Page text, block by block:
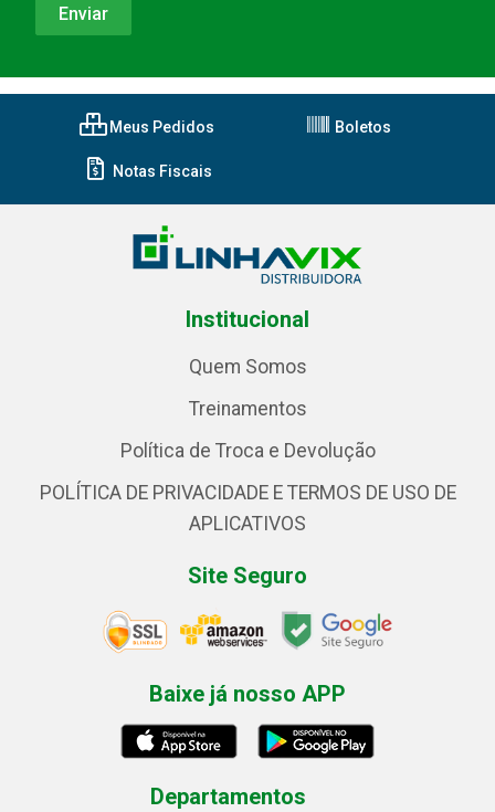
Meus Pedidos Boletos
Notas Fiscais
Institucional
Quem Somos
Treinamentos
Política de Troca e Devolução
POLÍTICA DE PRIVACIDADE E TERMOS DE USO DE
APLICATIVOS
Site Seguro
Baixe já nosso APP
Departamentos